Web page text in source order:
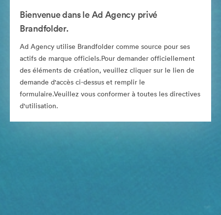
Bienvenue dans le Ad Agency privé
Brandfolder.
Ad Agency utilise Brandfolder comme source pour ses
actifs de marque officiels.Pour demander officiellement
des éléments de création, veuillez cliquer sur le lien de
demande d'accès ci-dessus et remplir le
formulaire.Veuillez vous conformer à toutes les directives
d'utilisation.